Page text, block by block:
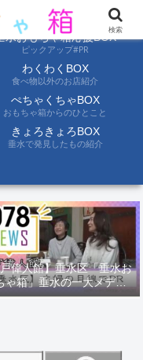
ちの目でみて聞いて伝えます
水おもちゃ箱応援BOX
ピックアップ#PR
わくわくBOX
食べ物以外のお店紹介
ぺちゃくちゃBOX
おもちゃ箱からのひとこと
きょろきょろBOX
垂水で発見したもの紹介
偉人館】垂水区「垂水お
ゃ箱」垂水の一大メディ
｜神戸の魅力を凸インタ
検索